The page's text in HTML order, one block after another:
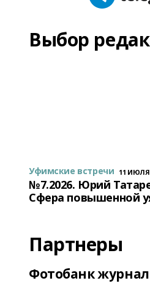
Выбор
Уфимские встречи 11 ИЮЛЯ
№7.2026. Юрий
Сфера повышенной
Партнеры
Фотобанк